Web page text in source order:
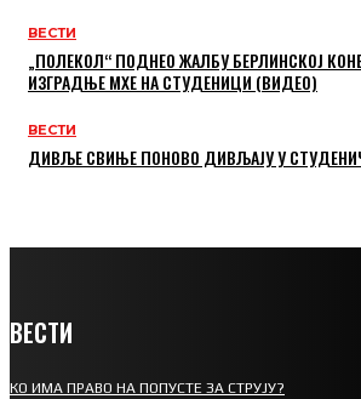
ВЕСТИ
„ПОЛЕКОЛ“ ПОДНЕО ЖАЛБУ БЕРЛИНСКОЈ
ИЗГРАДЊЕ МХЕ НА СТУДЕНИЦИ (ВИДЕО)
ВЕСТИ
ДИВЉЕ СВИЊЕ ПОНОВО ДИВЉАЈУ У
ВЕСТИ
КО ИМА ПРАВО НА ПОПУСТЕ ЗА СТРУЈУ?